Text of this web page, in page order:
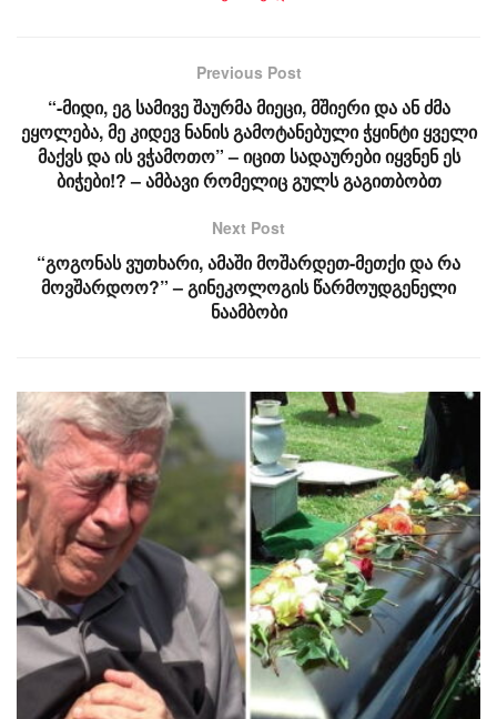
Previous Post
“-მიდი, ეგ სამივე შაურმა მიეცი, მშიერი და ან ძმა
ეყოლება, მე კიდევ ნანის გამოტანებული ჭყინტი ყველი
მაქვს და ის ვჭამოთო” – იცით სადაურები იყვნენ ეს
ბიჭები!? – ამბავი რომელიც გულს გაგითბობთ
Next Post
“გოგონას ვუთხარი, ამაში მოშარდეთ-მეთქი და რა
მოვშარდოო?” – გინეკოლოგის წარმოუდგენელი
ნაამბობი